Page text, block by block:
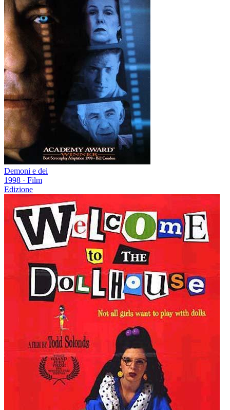
Demoni e dei
1998 · Film
Edizione